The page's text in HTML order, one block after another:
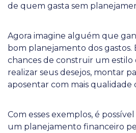
de quem gasta sem
Agora imagine alguém que
bom planejamento dos gastos.
chances de construir um estilo
realizar seus desejos, montar
aposentar com mais qualidade
Com esses exemplos, é
um planejamento financeiro